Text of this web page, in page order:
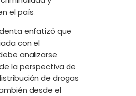
el país.
enfatizó que
con el
analizarse
la perspectiva de
de drogas
desde el